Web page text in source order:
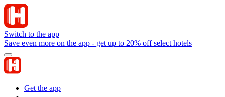
Switch to the app
Save even more on the app - get up to 20% off select hotels
Get the app